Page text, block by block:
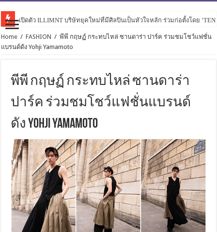
เปิดตัว ILLIMNT บริษัทยุคใหม่ที่มีศิลปินเป็นหัวใจหลัก ร่วมก่อตั้งโดย
Home / FASHION / พีพี กฤษฏ์ กระทบไหล่ ซานดาร่า ปาร์ค ร่วมชมโชว์แฟชั่น
แบรนด์ดัง Yohji Yamamoto
พีพี กฤษฏ์ กระทบไหล่ ซานดาร่า
ปาร์ค ร่วมชมโชว์แฟชั่นแบรนด์
ดัง Yohji Yamamoto